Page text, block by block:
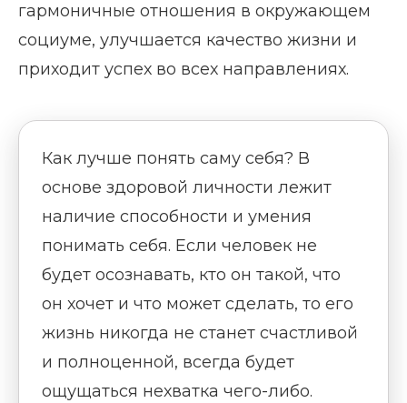
гармоничные отношения в окружающем
социуме, улучшается качество жизни и
приходит успех во всех направлениях.
Как лучше понять саму себя? В
основе здоровой личности лежит
наличие способности и умения
понимать себя. Если человек не
будет осознавать, кто он такой, что
он хочет и что может сделать, то его
жизнь никогда не станет счастливой
и полноценной, всегда будет
ощущаться нехватка чего-либо.